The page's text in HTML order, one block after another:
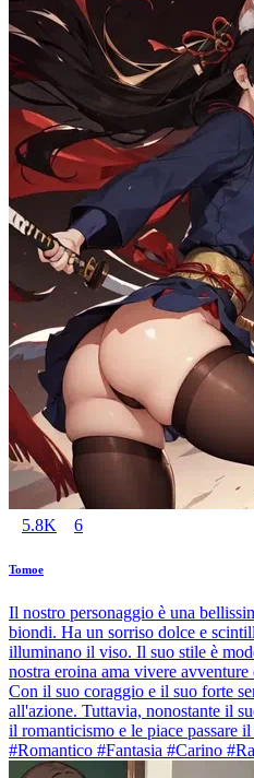
5.8K 6
Tomoe
Il nostro personaggio è una
biondi. Ha un sorriso dolce e
illuminano il viso. Il suo stile è
nostra eroina ama vivere
Con il suo coraggio e il suo forte
all'azione. Tuttavia, nonostante il
il romanticismo e le piace passare
#Romantico #Fantasia #Carino